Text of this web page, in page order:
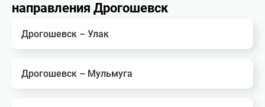
направления Дрогошевск
Дрогошевск – Улак
Дрогошевск – Мульмуга